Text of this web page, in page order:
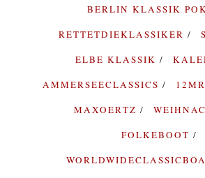
BERLIN KLASSIK
RETTETDIEKLASSIKER
ELBE KLASSIK
AMMERSEECLASSICS
12MR
MAXOERTZ
FOLKEBOOT